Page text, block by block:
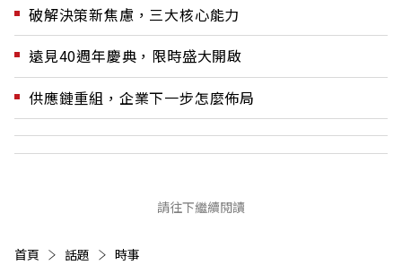
破解決策新焦慮，三大核心能力
遠見40週年慶典，限時盛大開啟
供應鏈重組，企業下一步怎麼佈局
請往下繼續閱讀
首頁 話題 時事